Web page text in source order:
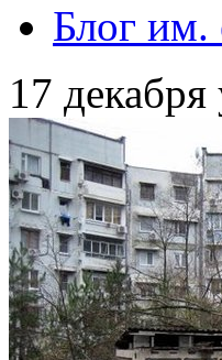
Блог им.
17